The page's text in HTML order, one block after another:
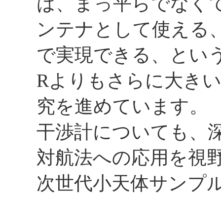
ンテナとして使える
で実現できる、とい
Rよりもさらに大き
究を進めています。
干渉計についても、
対航法への応用を視
次世代小天体サンプ